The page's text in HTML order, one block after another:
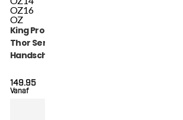
OZ16
OZ
King Pro Boxing
Thor Series
Handschoenen
BK)
Vanaf
149.95